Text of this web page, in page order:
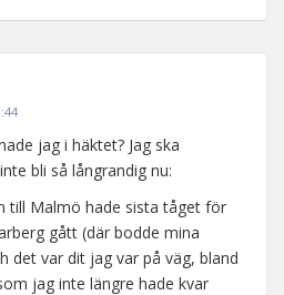
jag i häktet? Jag ska
bli så långrandig nu:
till Malmö hade sista tåget för
gått (där bodde mina
det var dit jag var på väg, bland
jag inte längre hade kvar